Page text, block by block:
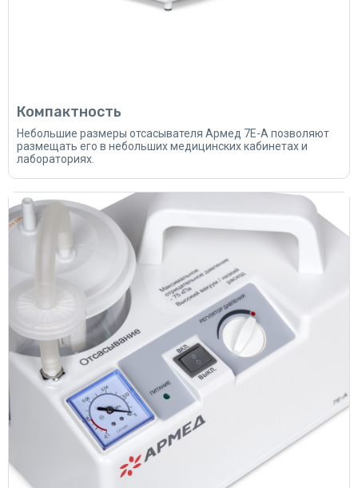
Компактность
Небольшие размеры отсасывателя Армед 7Е-А позволяют
размещать его в небольших медицинских кабинетах и
лабораториях.